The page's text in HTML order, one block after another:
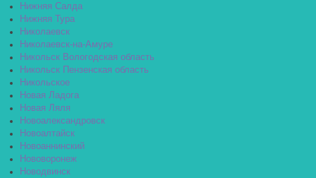
Нижняя Салда
Нижняя Тура
Николаевск
Николаевск-на-Амуре
Никольск Вологодская область
Никольск Пензенская область
Никольское
Новая Ладога
Новая Ляля
Новоалександровск
Новоалтайск
Новоаннинский
Нововоронеж
Новодвинск